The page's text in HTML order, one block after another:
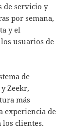
de servicio y
por semana,
y el
usuarios de
de
Zeekr,
más
experiencia de
clientes.